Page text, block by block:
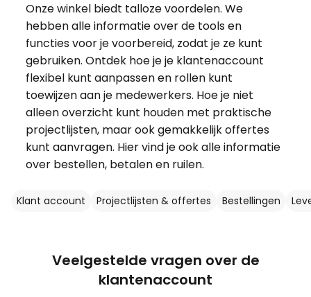
Onze winkel biedt talloze voordelen. We
hebben alle informatie over de tools en
functies voor je voorbereid, zodat je ze kunt
gebruiken. Ontdek hoe je je klantenaccount
flexibel kunt aanpassen en rollen kunt
toewijzen aan je medewerkers. Hoe je niet
alleen overzicht kunt houden met praktische
projectlijsten, maar ook gemakkelijk offertes
kunt aanvragen. Hier vind je ook alle informatie
over bestellen, betalen en ruilen.
Klant account Projectlijsten & offertes Bestellingen
Veelgestelde vragen over de
klantenaccount